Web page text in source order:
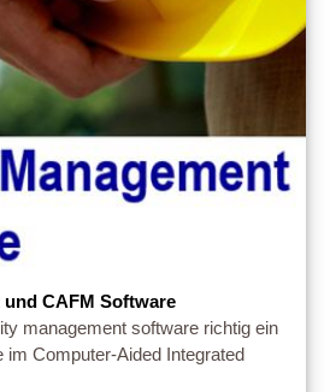
und CAFM Software
management software richtig ein
im Computer-Aided Integrated